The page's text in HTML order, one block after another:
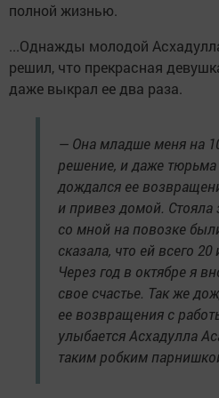
полной жизнью.
...Однажды молодой
решил, что прекрасная
даже выкрал ее два раза.
— Она младше меня на
решение, и даже тюрьма
дождался ее
и привез домой. Стояла
со мной на повозке
сказала, что ей всего
Через год в октябре я
свое счастье. Так же
ее возвращения с
улыбается Асхадулла
таким робким